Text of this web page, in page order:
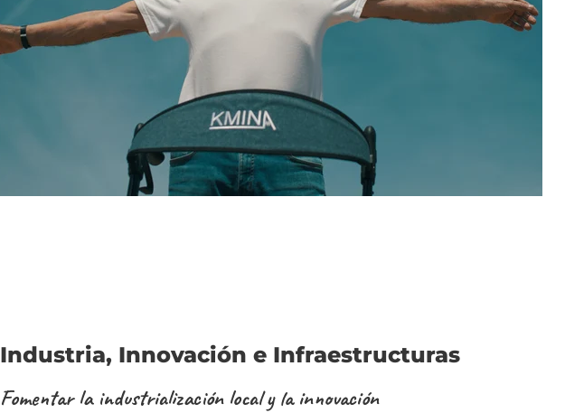
Industria, Innovación e Infraestructuras
Fomentar la industrialización local y la innovación